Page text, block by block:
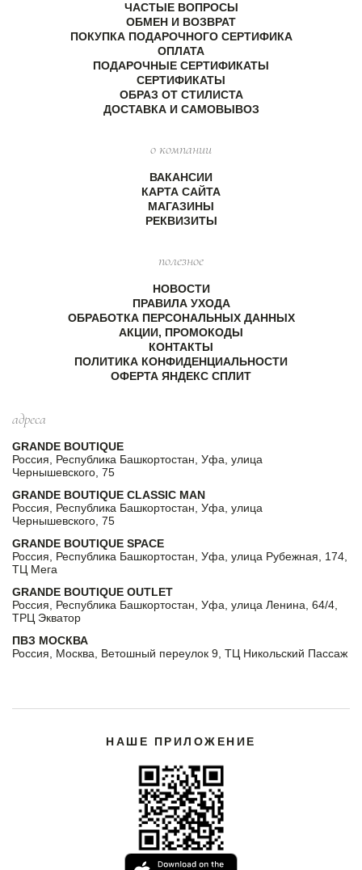
ЧАСТЫЕ ВОПРОСЫ
ОБМЕН И ВОЗВРАТ
ПОКУПКА ПОДАРОЧНОГО СЕРТИФИКА
ОПЛАТА
ПОДАРОЧНЫЕ СЕРТИФИКАТЫ
СЕРТИФИКАТЫ
ОБРАЗ ОТ СТИЛИСТА
ДОСТАВКА И САМОВЫВОЗ
о компании
ВАКАНСИИ
КАРТА САЙТА
МАГАЗИНЫ
РЕКВИЗИТЫ
полезное
НОВОСТИ
ПРАВИЛА УХОДА
ОБРАБОТКА ПЕРСОНАЛЬНЫХ ДАННЫХ
АКЦИИ, ПРОМОКОДЫ
КОНТАКТЫ
ПОЛИТИКА КОНФИДЕНЦИАЛЬНОСТИ
ОФЕРТА ЯНДЕКС СПЛИТ
адреса
GRANDE BOUTIQUE
Россия, Республика Башкортостан, Уфа, улица
Чернышевского, 75
GRANDE BOUTIQUE CLASSIC MAN
Россия, Республика Башкортостан, Уфа, улица
Чернышевского, 75
GRANDE BOUTIQUE SPACE
Россия, Республика Башкортостан, Уфа, улица Рубежная, 174,
ТЦ Мега
GRANDE BOUTIQUE OUTLET
Россия, Республика Башкортостан, Уфа, улица Ленина, 64/4,
ТРЦ Экватор
ПВЗ МОСКВА
Россия, Москва, Ветошный переулок 9, ТЦ Никольский Пассаж
НАШЕ ПРИЛОЖЕНИЕ